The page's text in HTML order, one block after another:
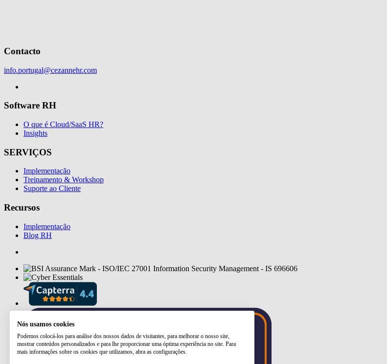
Contacto
info.portugal@cezannehr.com
Software RH
O que é Cloud/SaaS HR?
Insights
SERVIÇOS
Implementação
Treinamento & Workshop
Suporte ao Cliente
Recursos
Implementação
Blog RH
Nós usamos cookies
Podemos colocá-los para análise dos nossos dados de visitantes, para melhorar o nosso site,
mostrar conteúdos personalizados e para lhe proporcionar uma óptima experiência no site. Para
mais informações sobre os cookies que utilizamos, abra as configurações.